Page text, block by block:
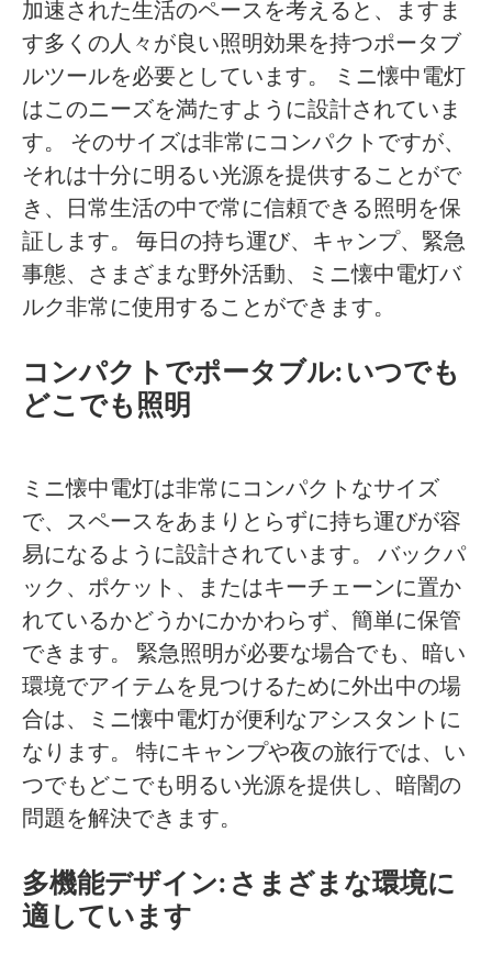
加速された生活のペースを考えると、ますま
す多くの人々が良い照明効果を持つポータブ
ルツールを必要としています。 ミニ懐中電灯
はこのニーズを満たすように設計されていま
す。 そのサイズは非常にコンパクトですが、
それは十分に明るい光源を提供することがで
き、日常生活の中で常に信頼できる照明を保
証します。 毎日の持ち運び、キャンプ、緊急
事態、さまざまな野外活動、ミニ懐中電灯 バ
ルク非常に使用することができます。
コンパクトでポータブル: いつでも
どこでも照明
ミニ懐中電灯は非常にコンパクトなサイズ
で、スペースをあまりとらずに持ち運びが容
易になるように設計されています。 バックパ
ック、ポケット、またはキーチェーンに置か
れているかどうかにかかわらず、簡単に保管
できます。 緊急照明が必要な場合でも、暗い
環境でアイテムを見つけるために外出中の場
合は、ミニ懐中電灯が便利なアシスタントに
なります。 特にキャンプや夜の旅行では、い
つでもどこでも明るい光源を提供し、暗闇の
問題を解決できます。
多機能デザイン: さまざまな環境に
適しています